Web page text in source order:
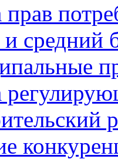
средний